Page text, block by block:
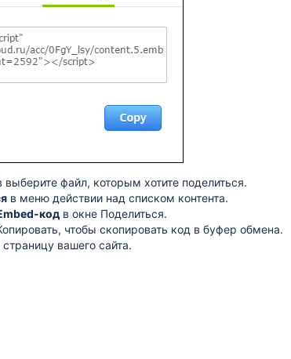
выберите файл, которым хотите поделиться.
в меню действии над списком контента.
код в окне Поделиться.
чтобы скопировать код в буфер обмена.
вашего сайта.